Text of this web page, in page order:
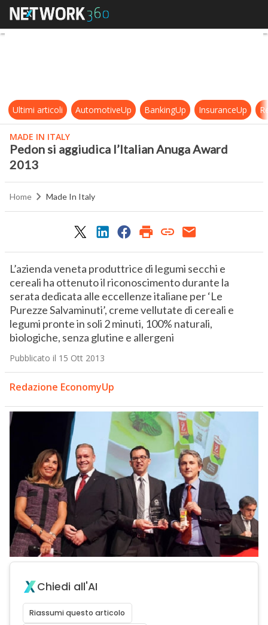
Pedon si aggiudica l’Italian Anuga
Ultimi articoli AutomotiveUp BankingUp InsuranceUp
MADE IN ITALY
Pedon si aggiudica l’Italian Anuga Award
2013
Home Made In Italy
L’azienda veneta produttrice di legumi secchi e
cereali ha ottenuto il riconoscimento durante la
serata dedicata alle eccellenze italiane per ‘Le
Purezze Salvaminuti’, creme vellutate di cereali e
legumi pronte in soli 2 minuti, 100% naturali,
biologiche, senza glutine e allergeni
Pubblicato il 15 Ott 2013
Redazione EconomyUp
Chiedi all'AI
Riassumi questo articolo